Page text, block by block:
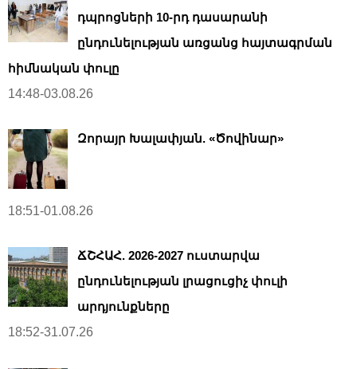
դպրոցների 10-րդ դասարանի
ընդունելության առցանց հայտագրման
հիմնական փուլը
14:48-03.08.26
Զորայր Խալափյան. «Ծովինար»
18:51-01.08.26
ՃՇՀԱՀ. 2026-2027 ուստարվա
ընդունելության լրացուցիչ փուլի
արդյունքները
18:52-31.07.26